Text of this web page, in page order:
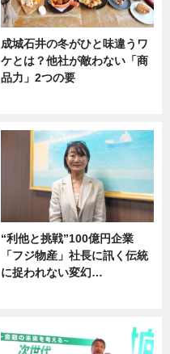
成城石井の冬がひと味違うワ
ケとは？他社が敵わない「商
品力」2つの要
“利他と挑戦”100億円企業
「フジ物産」社長に訊く伝統
に捉われない変幻…